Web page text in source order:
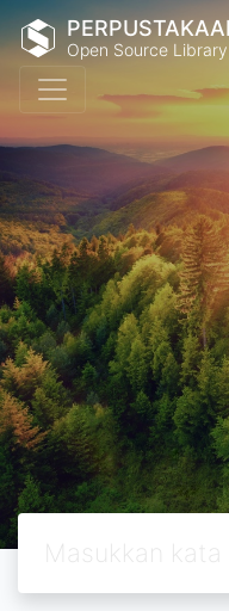
Open Source